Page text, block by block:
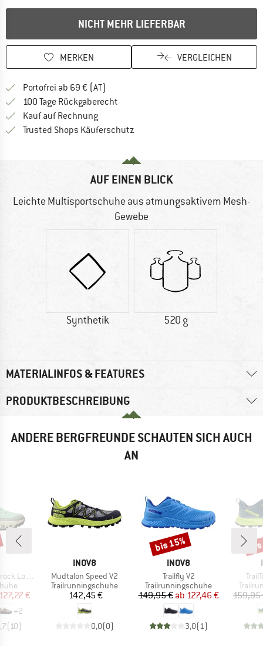
NICHT MEHR LIEFERBAR
MERKEN VERGLEICHEN
Portofrei ab 69 € (AT)
100 Tage Rückgaberecht
Kauf auf RechnungFinde die Zahlungs-Infos hier! Öffnet
Trusted Shops Käuferschutz
AUF EINEN BLICK
Leichte Multisportschuhe aus atmungsaktivem Mesh-
Gewebe
Synthetik 520 g
MATERIALINFOS & FEATURES
PRODUKTBESCHREIBUNG
ANDERE BERGFREUNDE SCHAUTEN SICH AUCH
AN
Low WP
Preis
€
+2
(10)
MARKE
INOV8
Artikel
Mudtalon Speed V2
Produktgruppe
Trailrunningschuhe
Preis
142,45 €
0,0(0)
MARKE
INOV8
Artikel
Trailfly V2
Produktgruppe
Trailrunningschuhe
Preis
149,95 € reduzierter Preis
ab 127,46 €
3,0(1 )
Rabatt
bis 15%
159,95